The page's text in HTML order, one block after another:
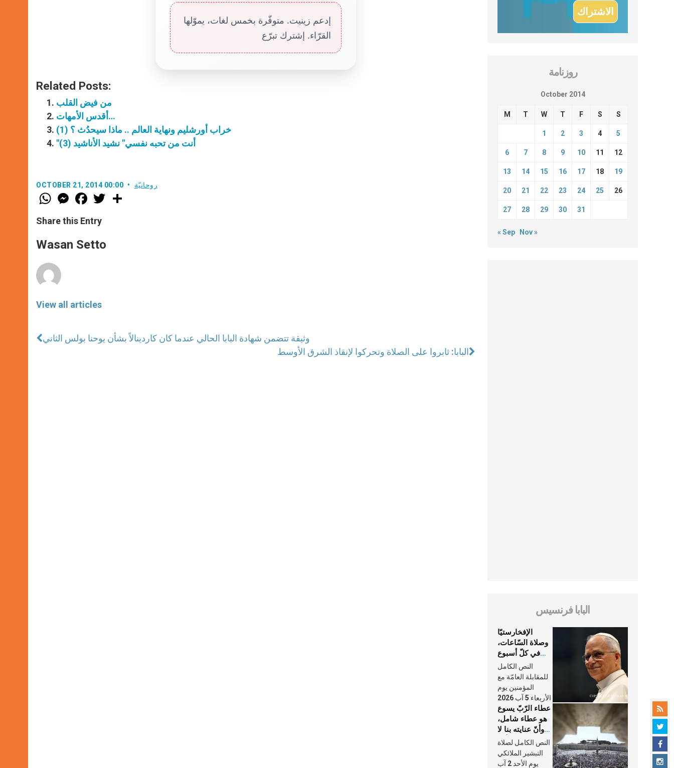
إدعم زينيت. متوفّرة بخمس لغات، يموّلها
القرّاء. إشترك تبرّع
Related Posts:
من فيض القلب
أقدس الأمهات…
خراب أورشليم ونهاية العالم .. ماذا سيحدُث ؟ (1)
"أنت من تحبه نفسي" نشيد الأناشيد (3)
OCTOBER 21, 2014 00:00 روحانيّة
W
h
t
s
p
p
M
e
s
e
g
e
F
a
e
b
o
k
w
Share this Entry
Wasan Setto
View all articles
وثيقة تتضمن شهادة البابا الحالي عندما كان كاردينالاً بشأن يوحنا بولس الثاني
البابا: ثابروا على الصلاة وتحركوا لإنقاذ الشرق الأوسط
روزنامة
October 2014
M T W T F S S
1 2 3 4 5
6 7 8 9 10 11 12
13 14 15 16 17 18 19
20 21 22 23 24 25 26
27 28 29 30 31
« Sep Nov »
البابا فرنسيس
الإفخارستيّا
وصلاة السّاعات،
في كلّ أسبوع
وكلّ يوم، هما
النَّفَس في حياة
الكنيسة
النص الكامل
للمقابلة العامّة مع
المؤمنين يوم
الأربعاء 5 آب 2026
عطاء الرّبّ يسوع
هو عطاء شامل،
وأنّ عنايته بنا لا
تغيب عنّا أبدًا
النص الكامل لصلاة
التبشير الملائكي
يوم الأحد 2 آب